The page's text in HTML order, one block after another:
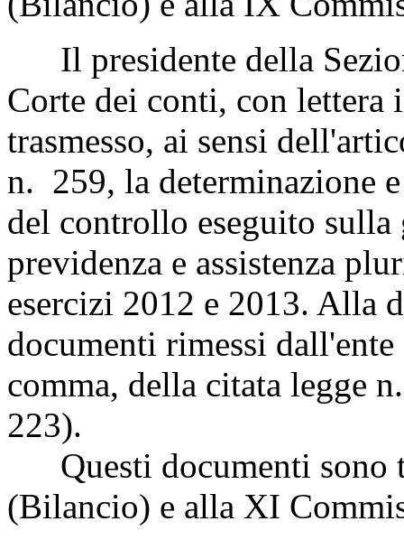
Il presidente della
Corte dei conti, con lettera
trasmesso, ai sensi
n. 259, la determinazione
del controllo eseguito
previdenza e assistenza
esercizi 2012 e 2013. Alla
documenti rimessi
comma, della citata legge
223).
Questi documenti sono
(Bilancio) e alla XI